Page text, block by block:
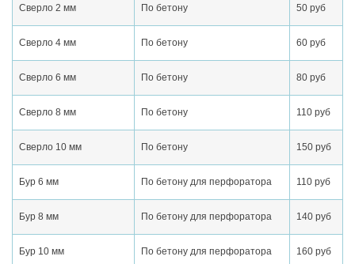
Сверло 2 мм По бетону 50 руб
Сверло 4 мм По бетону 60 руб
Сверло 6 мм По бетону 80 руб
Сверло 8 мм По бетону 110 руб
Сверло 10 мм По бетону 150 руб
Бур 6 мм По бетону для перфоратора 110 руб
Бур 8 мм По бетону для перфоратора 140 руб
Бур 10 мм По бетону для перфоратора 160 руб